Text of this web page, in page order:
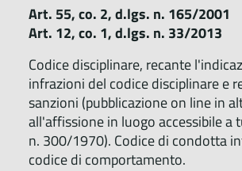
Art. 55, co. 2, d.lgs. n. 165/2001
Art. 12, co. 1, d.lgs. n. 33/2013
Codice disciplinare, recante
infrazioni del codice disciplinare e
sanzioni (pubblicazione on line in
all'affissione in luogo accessibile a
n. 300/1970). Codice di condotta
codice di comportamento.